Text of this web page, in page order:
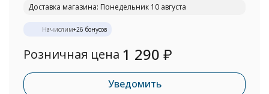
Доставка магазина: Понедельник 10 августа
Начислим+26 бонусов
Розничная цена 1 290 ₽
Уведомить